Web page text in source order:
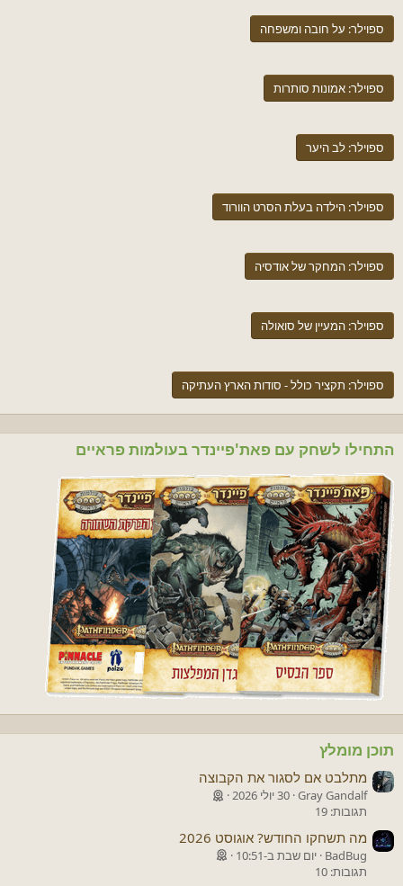
ספוילר: על חובה ומשפחה
ספוילר: אמונות סותרות
ספוילר: לב היער
ספוילר: הילדה בעלת הסרט הוורוד
ספוילר: המחקר של אודסיה
ספוילר: המעיין של סואולה
ספוילר: תקציר כולל - סודות הארץ העתיקה
התחילו לשחק עם פאת'פיינדר בעולמות פראיים
תוכן מומלץ
מתלבט אם לסגור את הקבוצה
Gray Gandalf 30 יולי 2026
תגובות: 19
מה תשחקו החודש? אוגוסט 2026
BadBug יום שבת ב-10:51
תגובות: 10